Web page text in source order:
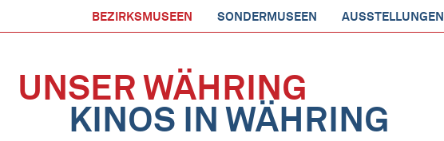
BEZIRKSMUSEEN SONDERMUSEEN AUSSTELLUNGEN
UNSER WÄHRING
KINOS IN WÄHRING